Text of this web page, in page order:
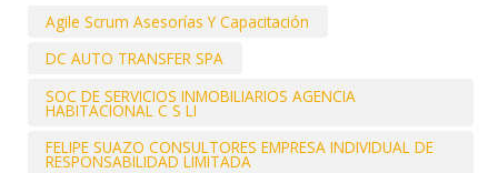
Agile Scrum Asesorías Y Capacitación
DC AUTO TRANSFER SPA
SOC DE SERVICIOS INMOBILIARIOS AGENCIA
HABITACIONAL C S LI
FELIPE SUAZO CONSULTORES EMPRESA INDIVIDUAL DE
RESPONSABILIDAD LIMITADA